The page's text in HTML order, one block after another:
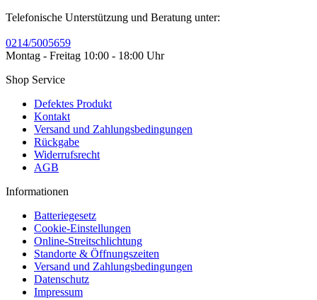
Telefonische Unterstützung und Beratung unter:
0214/5005659
Montag - Freitag 10:00 - 18:00 Uhr
Shop Service
Defektes Produkt
Kontakt
Versand und Zahlungsbedingungen
Rückgabe
Widerrufsrecht
AGB
Informationen
Batteriegesetz
Cookie-Einstellungen
Online-Streitschlichtung
Standorte & Öffnungszeiten
Versand und Zahlungsbedingungen
Datenschutz
Impressum